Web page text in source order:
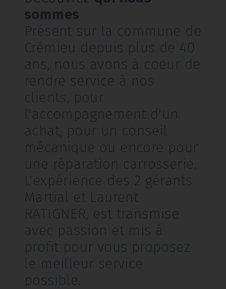
sommes
Présent sur la commune de
Crémieu depuis plus de 40
ans, nous avons à coeur de
rendre service à nos
clients, pour
l'accompagnement d'un
achat, pour un conseil
mécanique ou encore pour
une réparation carrosserie.
L'expérience des 2 gérants
Martial et Laurent
RATIGNER, est transmise
avec passion et mis à
profit pour vous proposez
le meilleur service
possible.